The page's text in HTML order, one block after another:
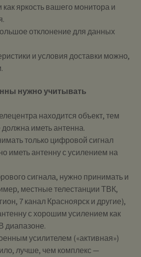
яркость вашего монитора и
отклонение для данных
и условия доставки можно,
нужно учитывать
находится объект, тем
иметь антенна.
только цифровой сигнал
иметь антенну с усилением на
сигнала, нужно принимать и
местные телестанции ТВК,
7 канал Красноярск и другие),
с хорошим усилением как
диапазоне.
усилителем («активная»)
лучше, чем комплекс —